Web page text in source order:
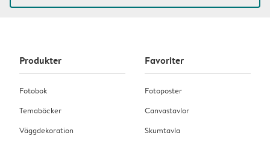
Produkter
Fotobok
Temaböcker
Väggdekoration
Favoriter
Fotoposter
Canvastavlor
Skumtavla